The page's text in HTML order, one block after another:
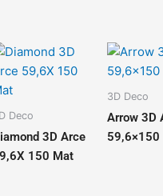
Deco
3D Arce
150 Mat
3D Deco
Arrow 3D
59,6×150